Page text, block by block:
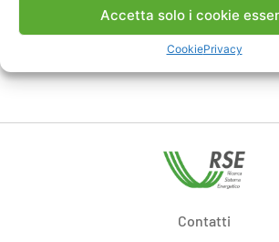
Accetta solo i cookie
CookiePrivacy
Pubblica un commento
Contatti